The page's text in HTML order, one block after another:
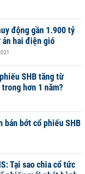
động gần 1.900 tỷ
hai điện gió
SHB tăng từ
hơn 1 năm?
bán bớt cổ phiếu SHB
Tại sao chia cổ tức